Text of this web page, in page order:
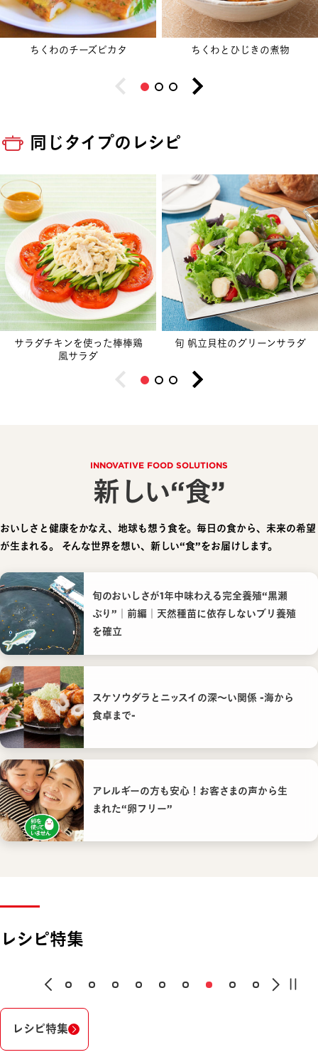
ちくわのチーズピカタ ちくわとひじきの煮物
同じタイプのレシピ
サラダチキンを使った棒棒鶏
風サラダ
旬 帆立貝柱のグリーンサラダ
INNOVATIVE FOOD SOLUTIONS
新しい“食”
おいしさと健康をかなえ、地球も想う食を。毎日の食から、未来の希望
が生まれる。
そんな世界を想い、新しい“食”をお届けします。
旬のおいしさが1年中味わえる完全養殖“黒瀬
ぶり”｜前編｜天然種苗に依存しないブリ養殖
を確立
スケソウダラとニッスイの深〜い関係 -海から
食卓まで-
アレルギーの方も安心！お客さまの声から生
まれた“卵フリー”
レシピ特集
レシピ特集